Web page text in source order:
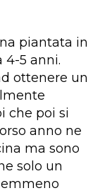
piantata in
4-5 anni.
ottenere un
che poi si
anno ne
ma sono
solo un